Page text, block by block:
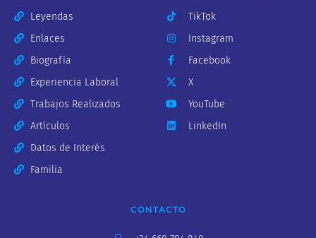
Leyendas
Enlaces
Biografía
Experiencia Laboral
Trabajos Realizados
Artículos
Datos de Interés
Familia
TikTok
Instagram
Facebook
X
YouTube
LinkedIn
CONTACTO